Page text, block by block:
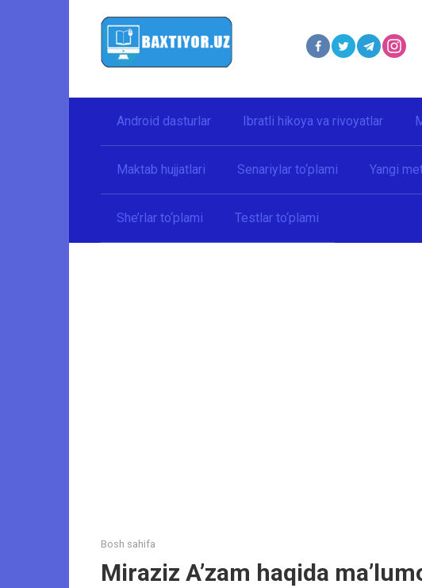
Android dasturlar Ibratli hikoya va rivoyatlar
Maktab hujjatlari Senariylar to‘plami Yangi
She’rlar to‘plami Testlar to‘plami
Bosh sahifa
Miraziz Aʼzam haqida